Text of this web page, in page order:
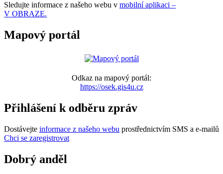
Sledujte informace z našeho webu v mobilní aplikaci –
V OBRAZE.
Mapový portál
Odkaz na mapový portál:
https://osek.gis4u.cz
Přihlášení k odběru zpráv
Dostávejte informace z našeho webu prostřednictvím SMS a e-mailů
Chci se zaregistrovat
Dobrý anděl